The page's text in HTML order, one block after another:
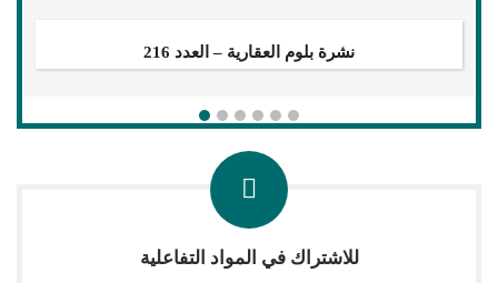
بودكاست نشرة بلوم العقارية – العدد 216
للاشتراك في المواد التفاعلية